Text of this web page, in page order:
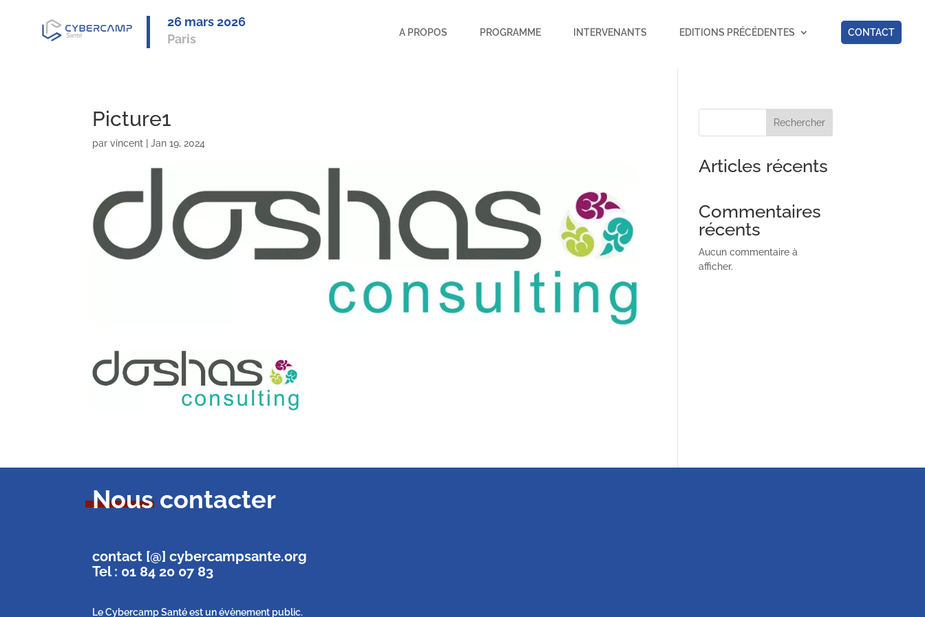
26 mars 2026
Paris
A PROPOS PROGRAMME INTERVENANTS EDITIONS PRÉCÉDENTES CONTACT
Picture1
parvincent |Jan 19, 2024
Rechercher
Articles récents
Commentaires
récents
Aucun commentaire à
afficher.
Nous contacter
contact [@] cybercampsante.org
Tel : 01 84 20 07 83
Le Cybercamp Santé est un évènement public.